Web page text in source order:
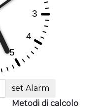
set Alarm
Metodi di calcolo